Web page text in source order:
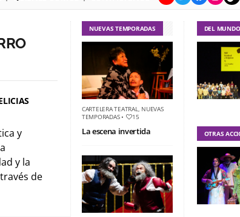
y
y la
de
NUEVAS TEMPORADAS
CARTELERA TEATRAL, NUEVAS
TEMPORADAS• 15
La escena invertida
DEL MUNDO
OTRAS